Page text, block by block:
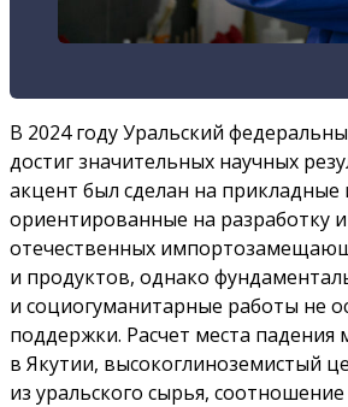
В 2024 году Уральский
достиг значительных научных
акцент был сделан на прикладные
ориентированные на разработку
отечественных
и продуктов, однако
и социогуманитарные работы не
поддержки. Расчет места падения
в Якутии, высокоглиноземистый
из уральского сырья,